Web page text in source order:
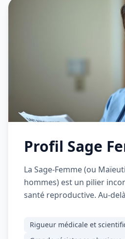
Profil Sage
La Sage-Femme (ou
hommes) est un pilier
santé reproductive. Au-
couvre un spectre médical
Rigueur médicale et